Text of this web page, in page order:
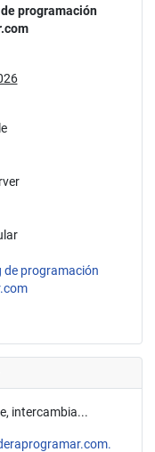
programación
de programación
intercambia...